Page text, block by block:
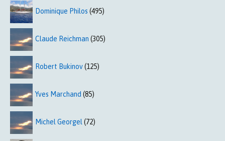
Dominique Philos (495)
Claude Reichman (305)
Robert Bukinov(125)
Yves Marchand (85)
Michel Georgel (72)